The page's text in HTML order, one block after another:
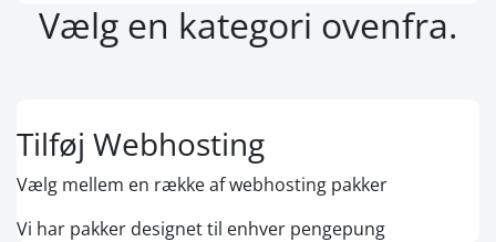
Vælg en kategori ovenfra.
Tilføj Webhosting
Vælg mellem en række af webhosting pakker
Vi har pakker designet til enhver pengepung